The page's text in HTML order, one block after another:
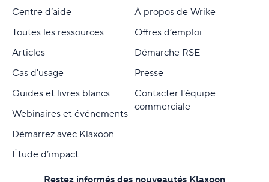
Centre d’aide
Toutes les ressources
Articles
Cas d'usage
Guides et livres blancs
Webinaires et événements
Démarrez avec Klaxoon
Étude d’impact
À propos de Wrike
Offres d’emploi
Démarche RSE
Presse
Contacter l'équipe
commerciale